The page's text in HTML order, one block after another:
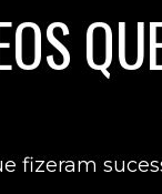
fizeram